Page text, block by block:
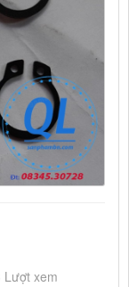
Lượt xem